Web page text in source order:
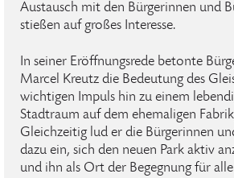
Austausch mit den Bürgerinnen und
stießen auf großes Interesse.
In seiner Eröffnungsrede betonte
Marcel Kreutz die Bedeutung des
wichtigen Impuls hin zu einem
Stadtraum auf dem ehemaligen
Gleichzeitig lud er die Bürgerinnen
dazu ein, sich den neuen Park aktiv
und ihn als Ort der Begegnung für alle